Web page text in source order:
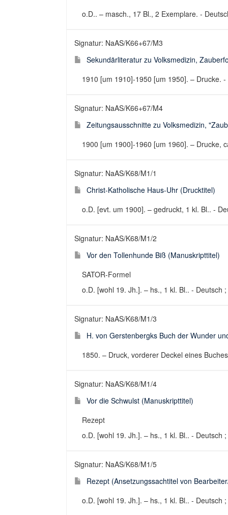
o.D.. – masch., 17 Bl., 2 Exemplare. -
Signatur: NaAS/K66+67/M3
Sekundärliteratur zu Volksmedizin,
1910 [um 1910]-1950 [um 1950]. – Drucke.
Signatur: NaAS/K66+67/M4
Zeitungsausschnitte zu Volksmedizin,
1900 [um 1900]-1960 [um 1960]. – Drucke,
Signatur: NaAS/K68/M1/1
Christ-Katholische Haus-Uhr (Drucktitel)
o.D. [evt. um 1900]. – gedruckt, 1 kl. Bl.. -
Signatur: NaAS/K68/M1/2
Vor den Tollenhunde Biß (Manuskripttitel)
SATOR-Formel
o.D. [wohl 19. Jh.]. – hs., 1 kl. Bl.. - Deutsch
Signatur: NaAS/K68/M1/3
H. von Gerstenbergks Buch der Wunder
1850. – Druck, vorderer Deckel eines
Signatur: NaAS/K68/M1/4
Vor die Schwulst (Manuskripttitel)
Rezept
o.D. [wohl 19. Jh.]. – hs., 1 kl. Bl.. - Deutsch
Signatur: NaAS/K68/M1/5
Rezept (Ansetzungssachtitel von
o.D. [wohl 19. Jh.]. – hs., 1 kl. Bl.. - Deutsch